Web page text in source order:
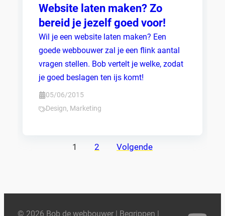
Website laten maken? Zo
bereid je jezelf goed voor!
Wil je een website laten maken? Een
goede webbouwer zal je een flink aantal
vragen stellen. Bob vertelt je welke, zodat
je goed beslagen ten ijs komt!
05/06/2015
Design, Marketing
1 2 Volgende
© 2026 Bob de webbouwer | Begrippen |